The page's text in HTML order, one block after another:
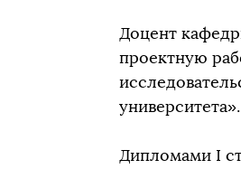
Доцент
проектную
университета».
Дипломами I